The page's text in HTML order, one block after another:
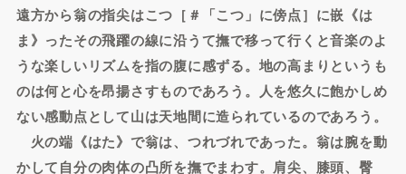
遠方から翁の指尖はこつ［＃「こつ」に傍点］に嵌《は
ま》ったその飛躍の線に沿うて撫で移って行くと音楽のよ
うな楽しいリズムを指の腹に感ずる。地の高まりというも
のは何と心を昂揚さすものであろう。人を悠久に飽かしめ
ない感動点として山は天地間に造られているのであろう。
火の端《はた》で翁は、つれづれであった。翁は腕を動
かして自分の肉体の凸所を撫でまわす。肩尖、膝頭、臀